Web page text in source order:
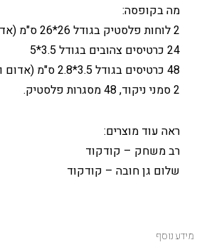
מה בקופסה:
2 לוחות פלסטיק בגודל 26*26 ס"מ (אדום וכחול)
24 כרטיסים צהובים בגודל 3.5*5
48 כרטיסים בגודל 3.5*2.8 ס"מ (אדום וכחול)
2 סמני ניקוד, 48 מסגרות פלסטיק.
ראה עוד מוצרים:
רב משחק – קודקוד
שלום גן חובה – קודקוד
מידע נוסף